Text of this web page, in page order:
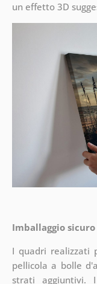
un effetto 3D
Imballaggio sicuro
I quadri realizzati
pellicola a bolle
strati aggiuntivi.